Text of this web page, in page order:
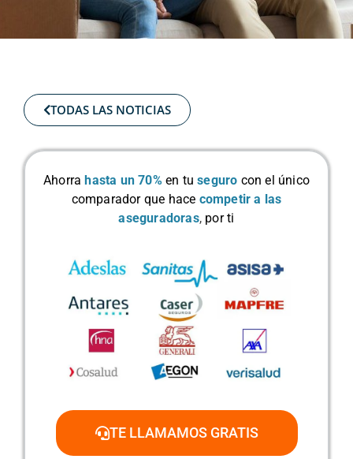
TODAS LAS NOTICIAS
Ahorra hasta un 70% en tuseguro con el único
comparador que hace competir a las
aseguradoras, por ti
TE LLAMAMOS GRATIS